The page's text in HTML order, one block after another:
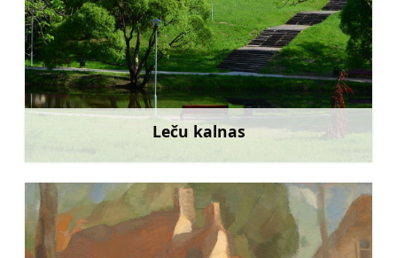
Leču kalnas
Sužinoti daugiau